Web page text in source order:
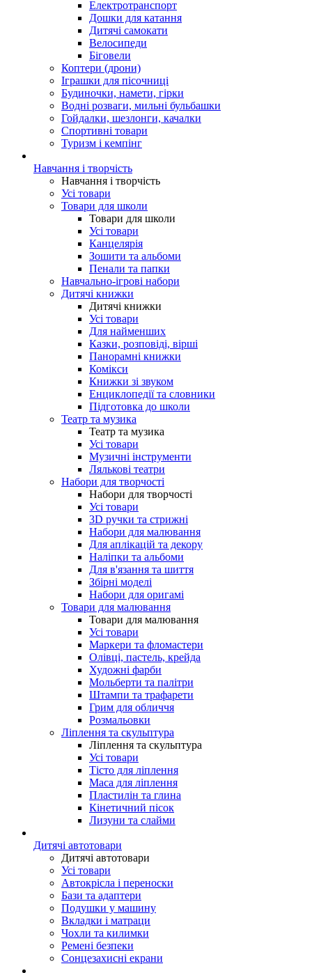
Електротранспорт
Дошки для катання
Дитячі самокати
Велосипеди
Біговели
Коптери (дрони)
Іграшки для пісочниці
Будиночки, намети, гірки
Водні розваги, мильні бульбашки
Гойдалки, шезлонги, качалки
Спортивні товари
Туризм і кемпінг
Навчання і творчість
Навчання і творчість
Усі товари
Товари для школи
Товари для школи
Усі товари
Канцелярія
Зошити та альбоми
Пенали та папки
Навчально-ігрові набори
Дитячі книжки
Дитячі книжки
Усі товари
Для найменших
Казки, розповіді, вірші
Панорамні книжки
Комікси
Книжки зі звуком
Енциклопедії та словники
Підготовка до школи
Театр та музика
Театр та музика
Усі товари
Музичні інструменти
Лялькові театри
Набори для творчості
Набори для творчості
Усі товари
3D ручки та стрижні
Набори для малювання
Для аплікацій та декору
Наліпки та альбоми
Для в'язання та шиття
Збірні моделі
Набори для оригамі
Товари для малювання
Товари для малювання
Усі товари
Маркери та фломастери
Олівці, пастель, крейда
Художні фарби
Мольберти та палітри
Штампи та трафарети
Грим для обличчя
Розмальовки
Ліплення та скульптура
Ліплення та скульптура
Усі товари
Тісто для ліплення
Маса для ліплення
Пластилін та глина
Кінетичний пісок
Лизуни та слайми
Дитячі автотовари
Дитячі автотовари
Усі товари
Автокрісла і переноски
Бази та адаптери
Подушки у машину
Вкладки і матраци
Чохли та килимки
Ремені безпеки
Сонцезахисні екрани